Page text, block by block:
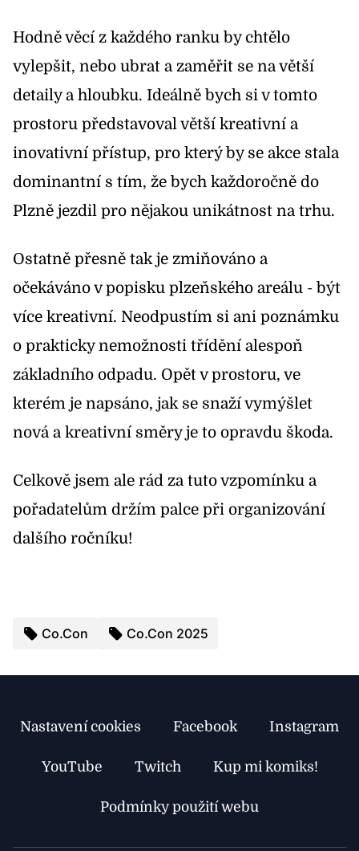
Hodně věcí z každého ranku by chtělo
vylepšit, nebo ubrat a zaměřit se na větší
detaily a hloubku. Ideálně bych si v tomto
prostoru představoval větší kreativní a
inovativní přístup, pro který by se akce stala
dominantní s tím, že bych každoročně do
Plzně jezdil pro nějakou unikátnost na trhu.
Ostatně přesně tak je zmiňováno a
očekáváno v popisku plzeňského areálu - být
více kreativní. Neodpustím si ani poznámku
o prakticky nemožnosti třídění alespoň
základního odpadu. Opět v prostoru, ve
kterém je napsáno, jak se snaží vymýšlet
nová a kreativní směry je to opravdu škoda.
Celkově jsem ale rád za tuto vzpomínku a
pořadatelům držím palce při organizování
dalšího ročníku!
Co.Con Co.Con 2025
Nastavení cookies Facebook Instagram
YouTube Twitch Kup mi komiks!
Podmínky použití webu